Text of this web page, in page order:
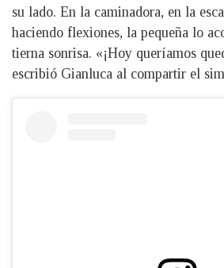
su lado. En la caminadora, en la
haciendo flexiones, la pequeña lo
tierna sonrisa. «¡Hoy queríamos
escribió Gianluca al compartir el